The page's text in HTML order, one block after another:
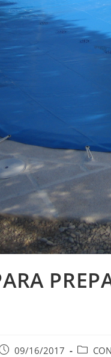
09/16/2017